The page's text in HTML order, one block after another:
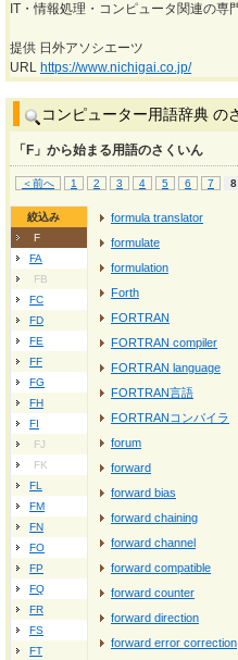
IT・情報処理・コンピュータ関連の専
提供 日外アソシエーツ
URL https://www.nichigai.co.jp/
コンピューター用語辞典 の
「F」から始まる用語のさくいん
＜前へ 1 2 3 4 5 6 7 8
絞込み
F
FA
FB
FC
FD
FE
FF
FG
FH
FI
FJ
FK
FL
FM
FN
FO
FP
FQ
FR
FS
FT
formula translator
formulate
formulation
Forth
FORTRAN
FORTRAN compiler
FORTRAN language
FORTRAN言語
FORTRANコンパイラ
forum
forward
forward bias
forward chaining
forward channel
forward compatible
forward counter
forward direction
forward error correction